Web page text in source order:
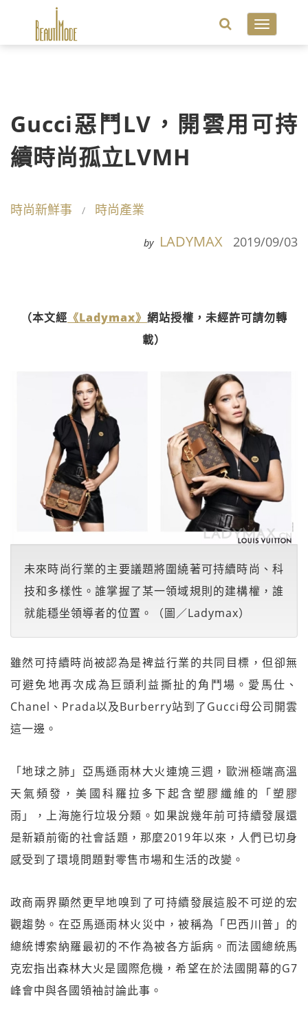
Toggle
Gucci惡鬥LV，開雲用可持
續時尚孤立LVMH
時尚新鮮事 時尚產業
by LADYMAX 2019/09/03
（本文經 《Ladymax》 網站授權，未經許可請勿轉
載）
未來時尚行業的主要議題將圍繞著可持續時尚、科
技和多樣性。誰掌握了某一領域規則的建構權，誰
就能穩坐領導者的位置。（圖／Ladymax）
雖然可持續時尚被認為是裨益行業的共同目標，但卻無
可避免地再次成為巨頭利益撕扯的角鬥場。愛馬仕、
Chanel、Prada以及Burberry站到了Gucci母公司開雲
這一邊。
「地球之肺」亞馬遜雨林大火連燒三週，歐洲極端高溫
天氣頻發，美國科羅拉多下起含塑膠纖維的「塑膠
雨」，上海施行垃圾分類。如果說幾年前可持續發展還
是新穎前衛的社會話題，那麼2019年以來，人們已切身
感受到了環境問題對零售市場和生活的改變。
政商兩界顯然更早地嗅到了可持續發展這股不可逆的宏
觀趨勢。在亞馬遜雨林火災中，被稱為「巴西川普」的
總統博索納羅最初的不作為被各方詬病。而法國總統馬
克宏指出森林大火是國際危機，希望在於法國開幕的G7
峰會中與各國領袖討論此事。